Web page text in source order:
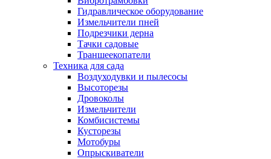
Гидравлическое оборудование
Измельчители пней
Подрезчики дерна
Тачки садовые
Траншеекопатели
Техника для сада
Воздуходувки и пылесосы
Высоторезы
Дровоколы
Измельчители
Комбисистемы
Кусторезы
Мотобуры
Опрыскиватели